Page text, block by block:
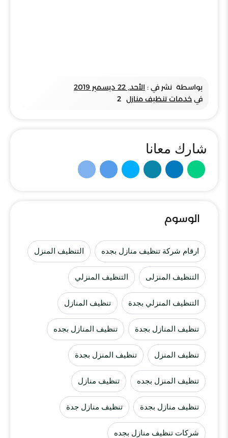
بواسطة نشر في : الأحد, 22 ديسمبر 2019
في خدمات تنظيف منازل 2
شارك معانا
الوسوم
ارقام شركة تنظيف منازل بجده التنظيف المنزل
التنظيف المنزلى التنظيف المنزلي
التنظيف المنزلي بجدة تنظيف المنازل
تنظيف المنازل بجدة تنظيف المنازل بجده
تنظيف المنزل تنظيف المنزل بجدة
تنظيف المنزل بجده تنظيف منازل
تنظيف منازل بجدة تنظيف منازل جدة
شركات تنظيف منازل بجده